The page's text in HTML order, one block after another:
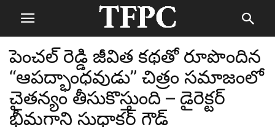
పెంచల్ రెడ్డి జీవిత కథతో రూపొందిన
“ఆపద్భాంధవుడు” చిత్రం సమాజంలో
చైతన్యం తీసుకొస్తుంది – డైరెక్టర్
భీమగాని సుధాకర్ గౌడ్